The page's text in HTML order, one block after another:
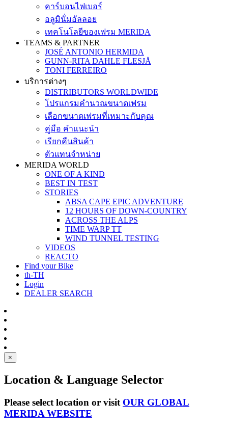
คาร์บอนไฟเบอร์
อลูมินั่มอัลลอย
เทคโนโลยีของเฟรม MERIDA
TEAMS & PARTNER
JOSÉ ANTONIO HERMIDA
GUNN-RITA DAHLE FLESJÅ
TONI FERREIRO
บริการต่างๆ
DISTRIBUTORS WORLDWIDE
โปรแกรมคำนวณขนาดเฟรม
เลือกขนาดเฟรมที่เหมาะกับคุณ
คู่มือ คำแนะนำ
เรียกคืนสินค้า
ตัวแทนจำหน่าย
MERIDA WORLD
ONE OF A KIND
BEST IN TEST
STORIES
ABSA CAPE EPIC ADVENTURE
12 HOURS OF DOWN-COUNTRY
ACROSS THE ALPS
TIME WARP TT
WIND TUNNEL TESTING
VIDEOS
REACTO
Find your Bike
th-TH
Login
DEALER SEARCH
×
Location & Language Selector
Please select location or visit OUR GLOBAL
MERIDA WEBSITE